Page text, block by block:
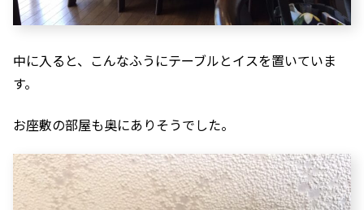
中に入ると、こんなふうにテーブルとイスを置いていま
す。
お座敷の部屋も奥にありそうでした。